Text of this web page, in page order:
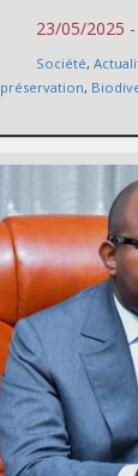
23/05/2025
Société,
préservation,